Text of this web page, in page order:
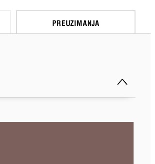
PREUZIMANJA